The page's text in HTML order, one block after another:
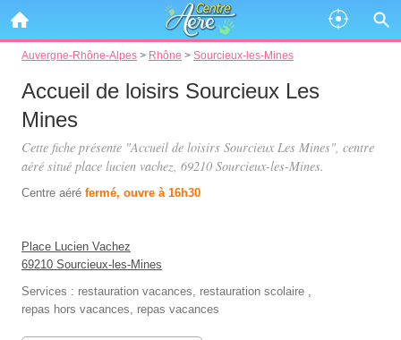
Auvergne-Rhône-Alpes > Rhône > Sourcieux-les-Mines
Accueil de loisirs Sourcieux Les
Mines
Cette fiche présente "Accueil de loisirs Sourcieux Les Mines", centre
aéré situé place lucien vachez, 69210 Sourcieux-les-Mines.
Centre aéré fermé, ouvre à 16h30
Place Lucien Vachez
69210 Sourcieux-les-Mines
Services : restauration vacances, restauration scolaire ,
repas hors vacances, repas vacances